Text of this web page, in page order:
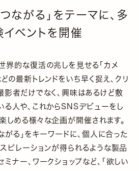
つながる」をテーマに、多
ベントを開催
界的な復活の兆しを見せる「カメ
の最新トレンドをいち早く捉え、クリ
影者だけでなく、興味はあるけど敷
る人や、これからSNSデビューをし
しめる様々な企画が開催されます。
ながる」をキーワードに、個人に合った
スピレーションが得られるような製品
ナー、ワークショップなど、「欲しい